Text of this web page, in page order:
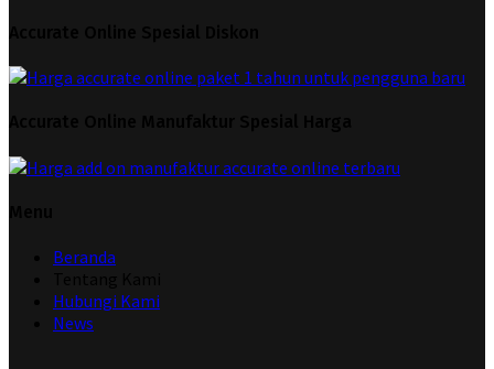
Beranda
Hubungi Kami
News